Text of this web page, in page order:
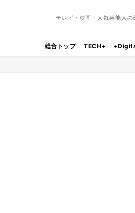
テレビ・映画・人気芸能人の
総合トップ TECH+